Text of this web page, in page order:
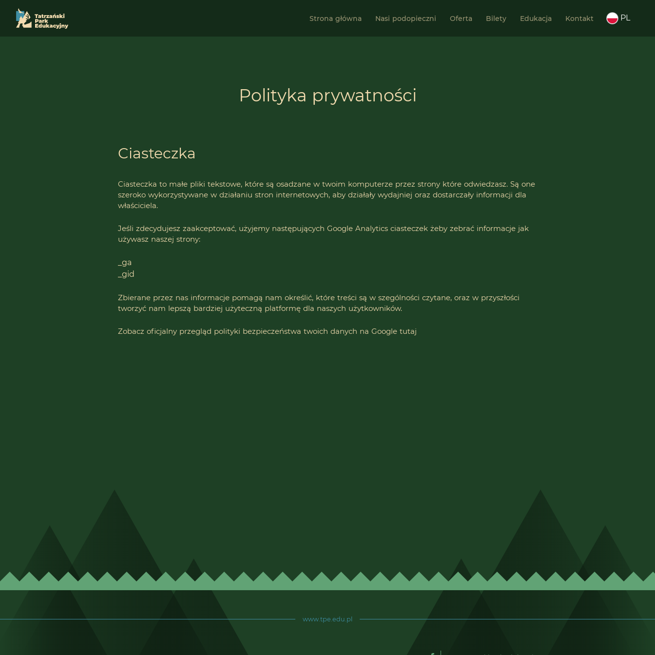
Strona główna Nasi podopieczni Oferta Bilety Edukacja Kontakt PL
Polityka prywatności
Ciasteczka
Ciasteczka to małe pliki tekstowe, które są osadzane w twoim komputerze przez strony które odwiedzasz. Są one
szeroko wykorzystywane w działaniu stron internetowych, aby działały wydajniej oraz dostarczały informacji dla
właściciela.
Jeśli zdecydujesz zaakceptować, użyjemy następujących Google Analytics ciasteczek żeby zebrać informacje jak
używasz naszej strony:
_ga
_gid
Zbierane przez nas informacje pomagą nam określić, które treści są w szególności czytane, oraz w przyszłości
tworzyć nam lepszą bardziej użyteczną platformę dla naszych użytkowników.
Zobacz oficjalny przegląd polityki bezpieczeństwa twoich danych na Google tutaj
www.tpe.edu.pl